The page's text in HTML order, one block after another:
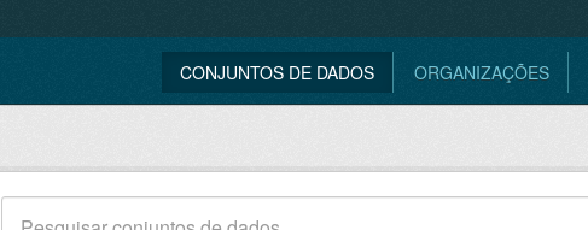
CONJUNTOS DE DADOS ORGANIZAÇÕES